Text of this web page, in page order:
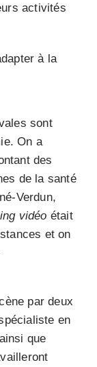
activités
à la
sont
On a
des
de la santé
Verdun,
vidéo était
et on
par deux
en
que